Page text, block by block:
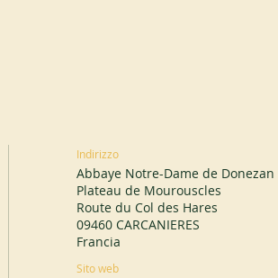
Indirizzo
Abbaye Notre-Dame de Donezan
Plateau de Mourouscles
Route du Col des Hares
09460 CARCANIERES
Francia
Sito web